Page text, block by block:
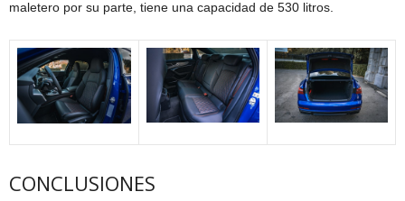
maletero por su parte, tiene una capacidad de 530 litros.
CONCLUSIONES